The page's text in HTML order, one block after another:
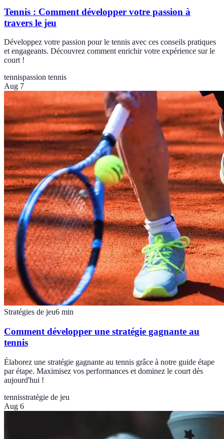
Tennis : Comment développer votre passion à
travers le jeu
Développez votre passion pour le tennis avec ces conseils pratiques
et engageants. Découvrez comment enrichir votre expérience sur le
court !
tennispassion tennis
Aug 7
Stratégies de jeu6 min
Comment développer une stratégie gagnante au
tennis
Élaborez une stratégie gagnante au tennis grâce à notre guide étape
par étape. Maximisez vos performances et dominez le court dès
aujourd'hui !
tennisstratégie de jeu
Aug 6